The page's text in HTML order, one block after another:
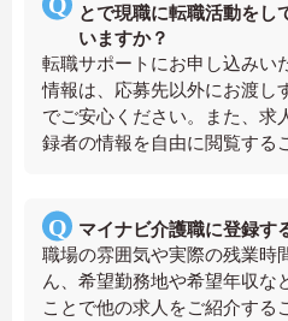
とで現職に転職活動をし
いますか？
転職サポートにお申し込みい
情報は、応募先以外にお渡し
でご安心ください。また、求
録者の情報を自由に閲覧する
マイナビ介護職に登録す
職場の雰囲気や実際の残業時
ん、希望勤務地や希望年収な
ことで他の求人をご紹介する